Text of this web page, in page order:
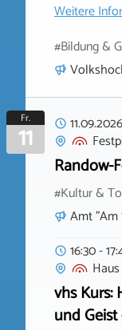
Weitere
#Bildung &
Fr.
11 11.09.2026
Randow-
#Kultur &
Amt
16:30 -
vhs Kurs:
und